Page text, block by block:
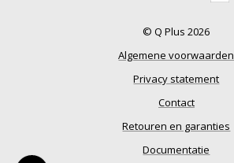
© Q Plus 2026
Algemene voorwaarden
Privacy statement
Contact
Retouren en garanties
Documentatie